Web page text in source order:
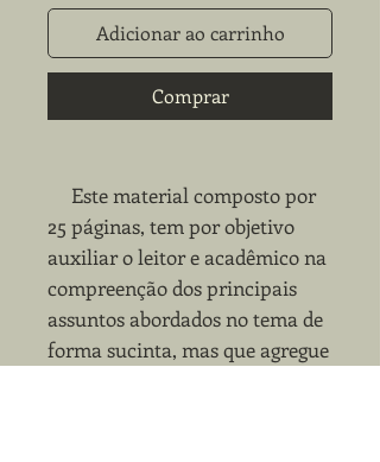
Adicionar ao carrinho
Comprar
Este material composto por
25 páginas, tem por objetivo
auxiliar o leitor e acadêmico na
compreenção dos principais
assuntos abordados no tema de
forma sucinta, mas que agregue